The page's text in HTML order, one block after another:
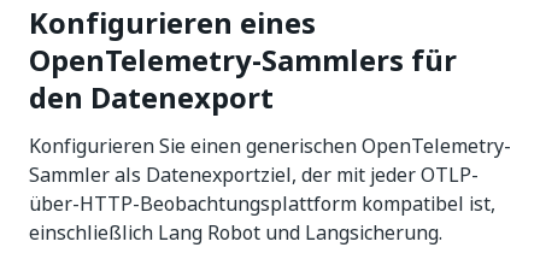
Konfigurieren eines
OpenTelemetry-Sammlers für
den Datenexport
Konfigurieren Sie einen generischen OpenTelemetry-
Sammler als Datenexportziel, der mit jeder OTLP-
über-HTTP-Beobachtungsplattform kompatibel ist,
einschließlich Lang Robot und Langsicherung.